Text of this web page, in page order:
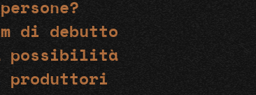
di debutto
possibilità